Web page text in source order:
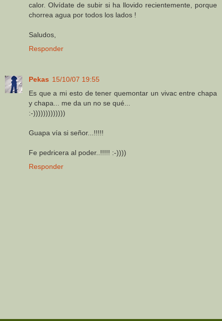
calor. Olvídate de subir si ha llovido recientemente, porque
chorrea agua por todos los lados !
Saludos,
Responder
Pekas 15/10/07 19:55
Es que a mi esto de tener quemontar un vivac entre chapa
y chapa... me da un no se qué...
:-)))))))))))))
Guapa vía si señor...!!!!!
Fe pedricera al poder..!!!!! :-))))
Responder